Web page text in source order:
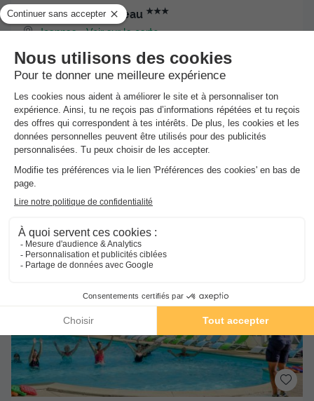
Camping Le Roubreau ★★★
Joannas -Voir sur la carte
Avis TripAdvisor
40 avis
Avis clients
8.6/10
MOBILHOME 4 personnes - Green
du05/09/2026au12/09/2026
Meilleur prix pour 7 nuits
Dernières disponibilités !
Voir les hébergements